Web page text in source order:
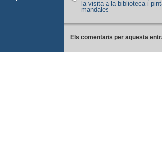
la visita a la biblioteca i
mandales
Els comentaris per aquesta